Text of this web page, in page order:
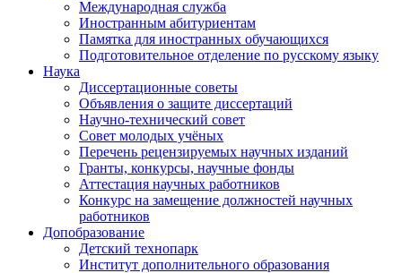
Международная служба
Иностранным абитуриентам
Памятка для иностранных обучающихся
Подготовительное отделение по русскому языку
Наука
Диссертационные советы
Объявления о защите диссертаций
Научно-технический совет
Совет молодых учёных
Перечень рецензируемых научных изданий
Гранты, конкурсы, научные фонды
Аттестация научных работников
Конкурс на замещение должностей научных
работников
Допобразование
Детский технопарк
Институт дополнительного образования